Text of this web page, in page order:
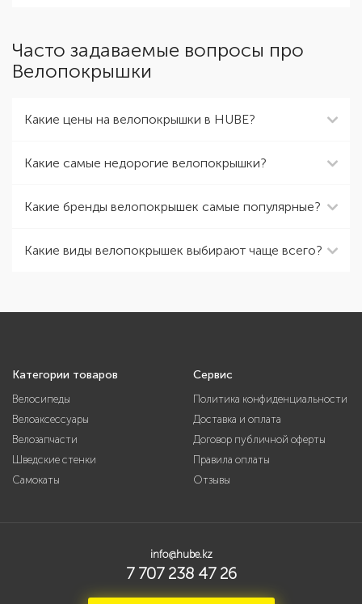
Часто задаваемые вопросы про
Велопокрышки
Какие цены на велопокрышки в HUBE?
Какие самые недорогие велопокрышки?
Какие бренды велопокрышек самые популярные?
Какие виды велопокрышек выбирают чаще всего?
Категории товаров
Велосипеды
Велоаксессуары
Велозапчасти
Шведские стенки
Самокаты
Сервис
Политика конфиденциальности
Доставка и оплата
Договор публичной оферты
Правила оплаты
Отзывы
info@hube.kz
7 707 238 47 26